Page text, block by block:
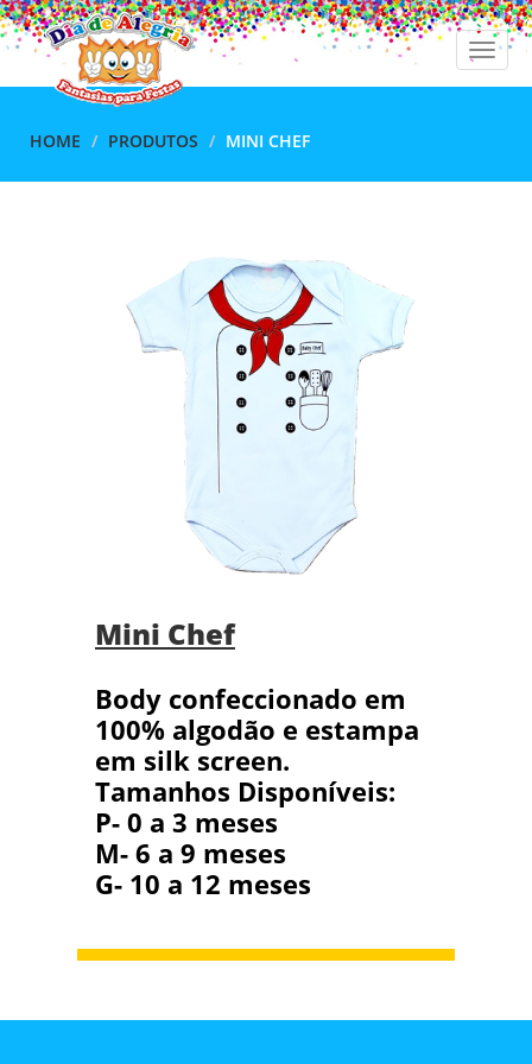
Toggle
HOME PRODUTOS MINI CHEF
Mini Chef
Body confeccionado em
100% algodão e estampa
em silk screen.
Tamanhos Disponíveis:
P- 0 a 3 meses
M- 6 a 9 meses
G- 10 a 12 meses